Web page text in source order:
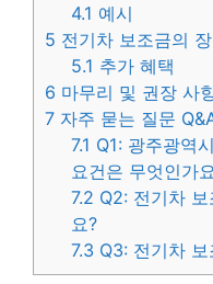
4.1 예시
5 전기차 보조금의
5.1 추가 혜택
6 마무리 및 권장 사
7 자주 묻는 질문
7.1 Q1: 광주광역
요건은 무엇인가
7.2 Q2: 전기차
요?
7.3 Q3: 전기차